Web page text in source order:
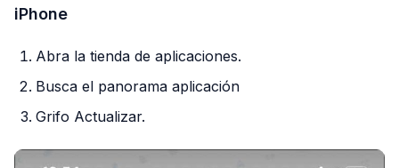
iPhone
Abra la tienda de aplicaciones.
Busca el panorama aplicación
Grifo Actualizar.